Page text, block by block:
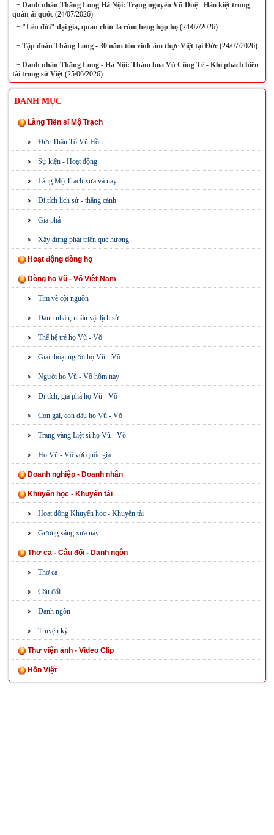
+Danh nhân Thăng Long Hà Nội: Trạng nguyên Vũ Duệ - Hào kiệt trung
quân ái quốc(24/07/2026)
+"Lên đời" đại gia, quan chức là rùm beng họp họ(24/07/2026)
+Tập đoàn Thăng Long - 30 năm tôn vinh ẩm thực Việt tại Đức(24/07/2026)
+Danh nhân Thăng Long - Hà Nội: Thám hoa Vũ Công Tể - Khí phách hiền
tài trong sử Việt(25/06/2026)
DANH MỤC
Làng Tiến sĩ Mộ Trạch
Đức Thần Tổ Vũ Hồn
Sự kiện - Hoạt động
Làng Mộ Trạch xưa và nay
Di tích lịch sử - thắng cảnh
Gia phả
Xây dựng phát triển quê hương
Hoạt động dòng họ
Dòng họ Vũ - Võ Việt Nam
Tìm về cội nguồn
Danh nhân, nhân vật lịch sử
Thế hệ trẻ họ Vũ - Võ
Giai thoại người họ Vũ - Võ
Người họ Vũ - Võ hôm nay
Di tích, gia phả họ Vũ - Võ
Con gái, con dâu họ Vũ - Võ
Trang vàng Liệt sĩ họ Vũ - Võ
Họ Vũ - Võ với quốc gia
Doanh nghiệp - Doanh nhân
Khuyến học - Khuyến tài
Hoạt động Khuyến học - Khuyến tài
Gương sáng xưa nay
Thơ ca - Câu đối - Danh ngôn
Thơ ca
Câu đối
Danh ngôn
Truyện ký
Thư viện ảnh - Video Clip
Hồn Việt